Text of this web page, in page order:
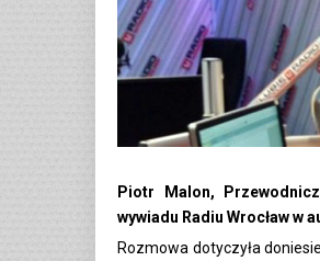
Piotr Malon,
wywiadu Radiu Wrocław w
Rozmowa dotyczyła